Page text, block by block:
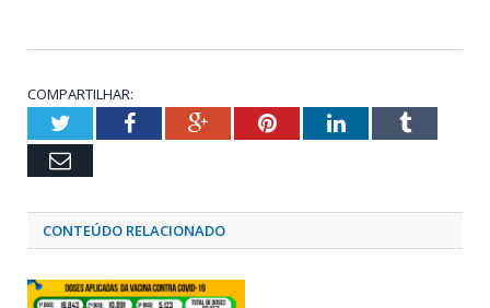
COMPARTILHAR:
TwitterFacebookGoogle+PinterestLinkedInTumblr
Email
CONTEÚDO RELACIONADO